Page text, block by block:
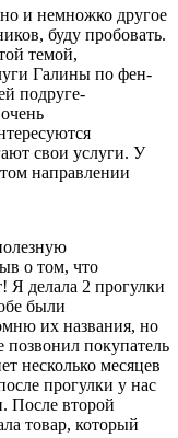
и немножко другое
буду пробовать.
темой,
Галины по фен-
подруге-
свои услуги. У
направлении
о том, что
Я делала 2 прогулки
были
их названия, но
покупатель
несколько месяцев
прогулки у нас
После второй
товар, который